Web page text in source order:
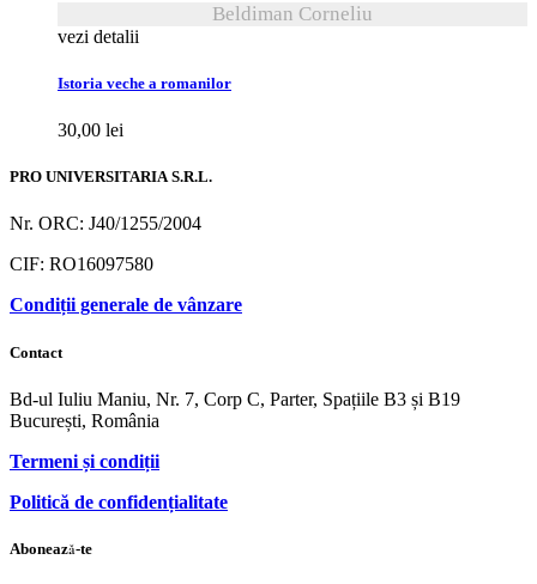
Beldiman Corneliu
vezi detalii
Istoria veche a romanilor
30,00 lei
PRO UNIVERSITARIA S.R.L.
Nr. ORC: J40/1255/2004
CIF: RO16097580
Condiții generale de vânzare
Contact
Bd-ul Iuliu Maniu, Nr. 7, Corp C, Parter, Spațiile B3 și B19
București, România
Termeni și condiții
Politică de confidențialitate
Abonează-te